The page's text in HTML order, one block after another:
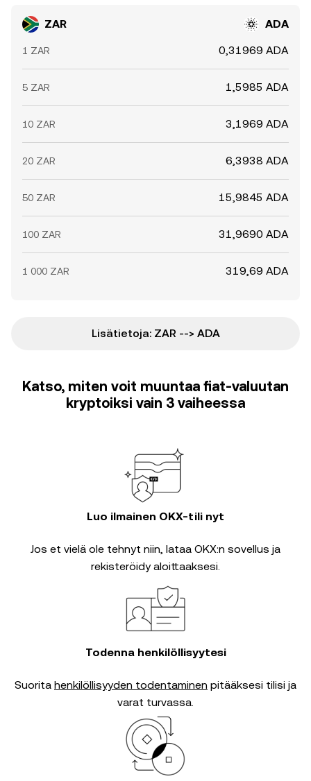
ZAR ADA
1 ZAR 0,31969 ADA
5 ZAR 1,5985 ADA
10 ZAR 3,1969 ADA
20 ZAR 6,3938 ADA
50 ZAR 15,9845 ADA
100 ZAR 31,9690 ADA
1 000 ZAR 319,69 ADA
Lisätietoja: ZAR --> ADA
Katso, miten voit muuntaa fiat-valuutan
kryptoiksi vain 3 vaiheessa
Luo ilmainen OKX-tili nyt
Jos et vielä ole tehnyt niin, lataa OKX:n sovellus ja
rekisteröidy aloittaaksesi.
Todenna henkilöllisyytesi
Suorita henkilöllisyyden todentaminen pitääksesi tilisi ja
varat turvassa.